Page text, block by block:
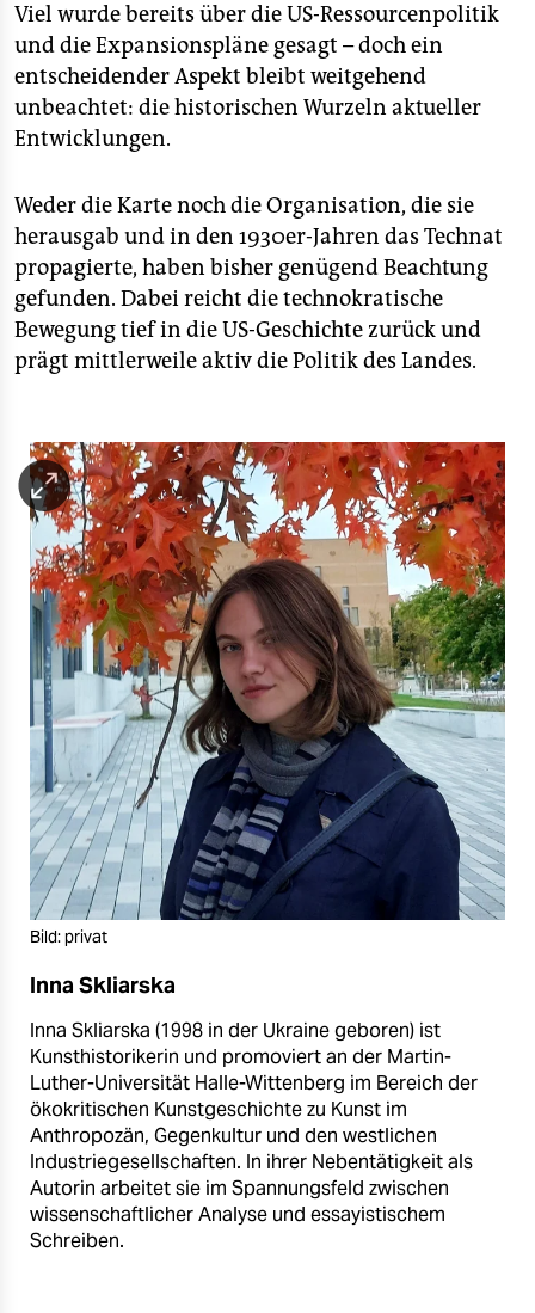
Viel wurde bereits über die US-Ressourcenpolitik
und die Expansionspläne gesagt – doch ein
entscheidender Aspekt bleibt weitgehend
unbeachtet: die historischen Wurzeln aktueller
Entwicklungen.
Weder die Karte noch die Organisation, die sie
herausgab und in den 1930er-Jahren das Technat
propagierte, haben bisher genügend Beachtung
gefunden. Dabei reicht die technokratische
Bewegung tief in die US-Geschichte zurück und
prägt mittlerweile aktiv die Politik des Landes.
Bild: privat
Inna Skliarska
Inna Skliarska (1998 in der Ukraine geboren) ist
Kunsthistorikerin und promoviert an der Martin-
Luther-Universität Halle-Wittenberg im Bereich der
ökokritischen Kunstgeschichte zu Kunst im
Anthropozän, Gegenkultur und den westlichen
Industriegesellschaften. In ihrer Nebentätigkeit als
Autorin arbeitet sie im Spannungsfeld zwischen
wissenschaftlicher Analyse und essayistischem
Schreiben.